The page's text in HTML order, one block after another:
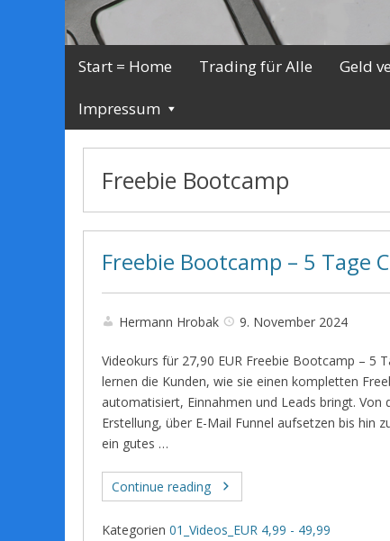
Start = Home Trading für Alle Geld
Impressum
Freebie Bootcamp
Freebie Bootcamp – 5 Tage
Hermann Hrobak 9. November 2024
Videokurs für 27,90 EUR Freebie Bootcamp – 5
lernen die Kunden, wie sie einen kompletten
automatisiert, Einnahmen und Leads bringt. Von
Erstellung, über E-Mail Funnel aufsetzen bis hin
ein gutes …
Continue reading
Kategorien 01_Videos_EUR 4,99 - 49,99